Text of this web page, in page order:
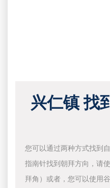
兴仁镇 找
您可以通过两种方式找到
指南针找到朝拜方向，请
拜角）或者，您可以使用